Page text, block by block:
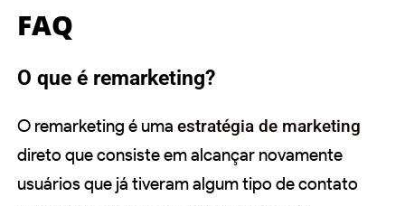
FAQ
O que é remarketing?
O remarketing é uma estratégia de marketing
direto que consiste em alcançar novamente
usuários que já tiveram algum tipo de contato